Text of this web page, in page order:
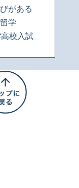
がある
学
校入試